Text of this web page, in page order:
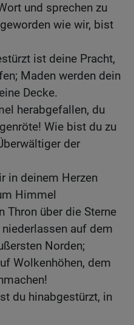
und sprechen zu
wie wir, bist
ist deine Pracht,
Maden werden dein
Decke.
herabgefallen, du
Wie bist du zu
der
in deinem Herzen
Himmel
Thron über die Sterne
auf dem
Norden;
Wolkenhöhen, dem
du hinabgestürzt, in